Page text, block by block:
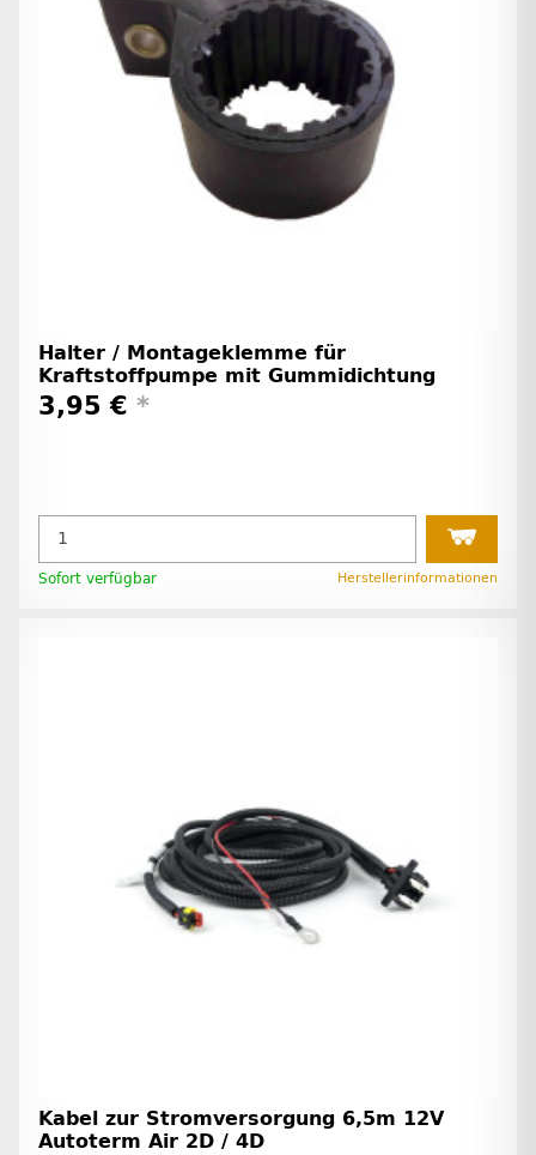
Halter / Montageklemme für
Kraftstoffpumpe mit Gummidichtung
3,95 € *
Sofort verfügbar Herstellerinformationen
Kabel zur Stromversorgung 6,5m 12V
Autoterm Air 2D / 4D